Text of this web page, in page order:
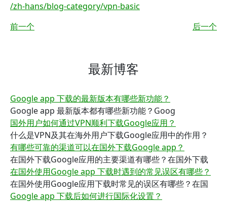
/zh-hans/blog-category/vpn-basic
前一个
后一个
最新博客
Google app 下载的最新版本有哪些新功能？
Google app 最新版本都有哪些新功能？Goog
国外用户如何通过VPN顺利下载Google应用？
什么是VPN及其在海外用户下载Google应用中的作用？
有哪些可靠的渠道可以在国外下载Google app？
在国外下载Google应用的主要渠道有哪些？在国外下载
在国外使用Google app 下载时遇到的常见误区有哪些？
在国外使用Google应用下载时常见的误区有哪些？在国
Google app 下载后如何进行国际化设置？